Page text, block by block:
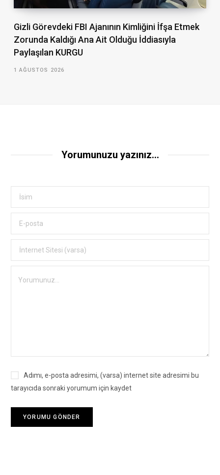
Gizli Görevdeki FBI Ajanının Kimliğini İfşa Etmek
Zorunda Kaldığı Ana Ait Olduğu İddiasıyla
Paylaşılan KURGU
1 AĞUSTOS 2026
Yorumunuzu yazınız...
Adımı, e-posta adresimi, (varsa) internet site adresimi bu
tarayıcıda sonraki yorumum için kaydet